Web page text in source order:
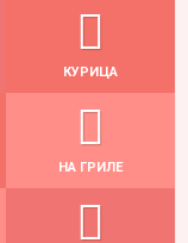
КУРИЦА
НА ГРИЛЕ